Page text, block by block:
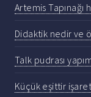
Artemis
Didaktik nedir ve
Talk pudrası
Küçük eşittir işareti